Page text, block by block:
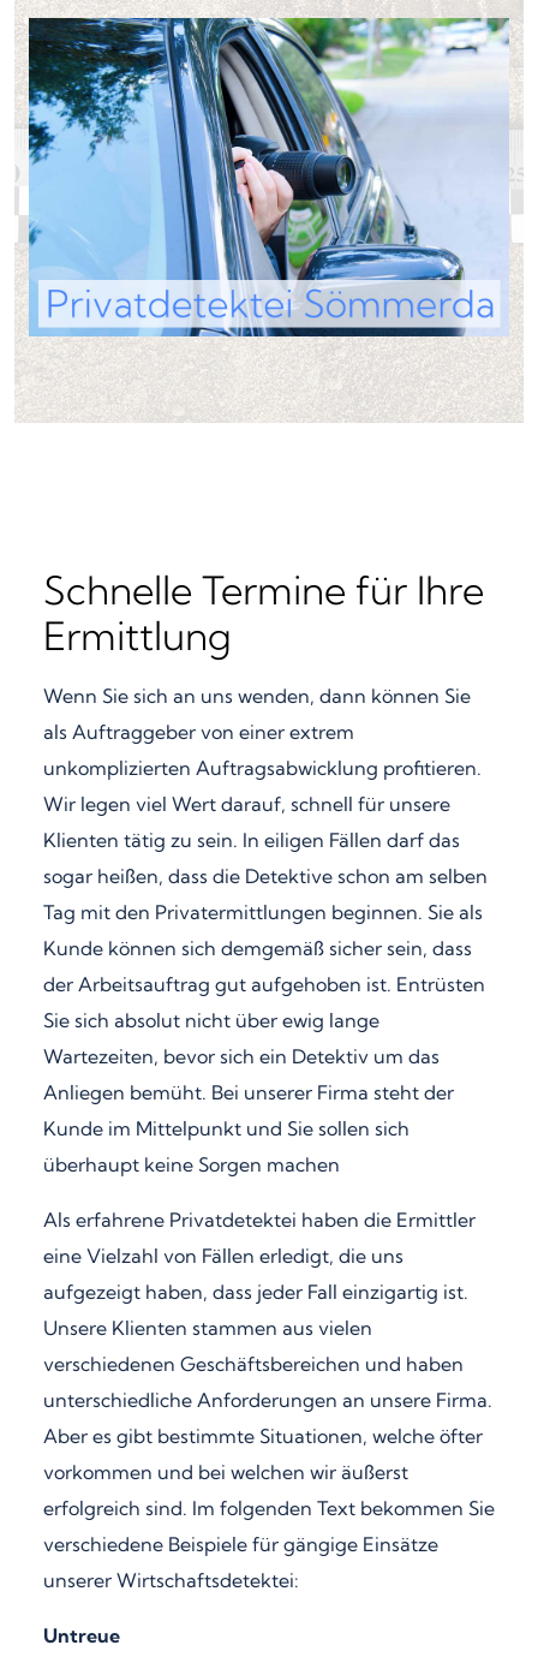
Schnelle Termine für Ihre
Ermittlung
Wenn Sie sich an uns wenden, dann können Sie
als Auftraggeber von einer extrem
unkomplizierten Auftragsabwicklung profitieren.
Wir legen viel Wert darauf, schnell für unsere
Klienten tätig zu sein. In eiligen Fällen darf das
sogar heißen, dass die Detektive schon am selben
Tag mit den Privatermittlungen beginnen. Sie als
Kunde können sich demgemäß sicher sein, dass
der Arbeitsauftrag gut aufgehoben ist. Entrüsten
Sie sich absolut nicht über ewig lange
Wartezeiten, bevor sich ein Detektiv um das
Anliegen bemüht. Bei unserer Firma steht der
Kunde im Mittelpunkt und Sie sollen sich
überhaupt keine Sorgen machen
Als erfahrene Privatdetektei haben die Ermittler
eine Vielzahl von Fällen erledigt, die uns
aufgezeigt haben, dass jeder Fall einzigartig ist.
Unsere Klienten stammen aus vielen
verschiedenen Geschäftsbereichen und haben
unterschiedliche Anforderungen an unsere Firma.
Aber es gibt bestimmte Situationen, welche öfter
vorkommen und bei welchen wir äußerst
erfolgreich sind. Im folgenden Text bekommen Sie
verschiedene Beispiele für gängige Einsätze
unserer Wirtschaftsdetektei:
Untreue